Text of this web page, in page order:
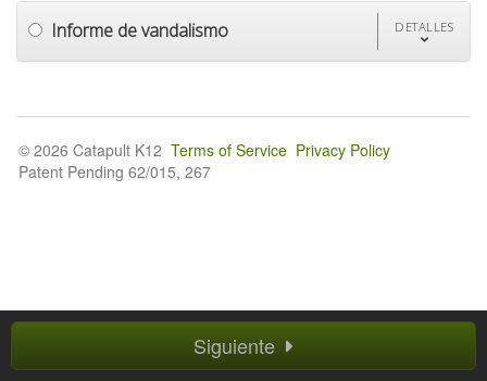
Informe de vandalismo DETALLES
Siguiente
© 2026 Catapult K12 Terms of Service Privacy Policy
Patent Pending 62/015, 267